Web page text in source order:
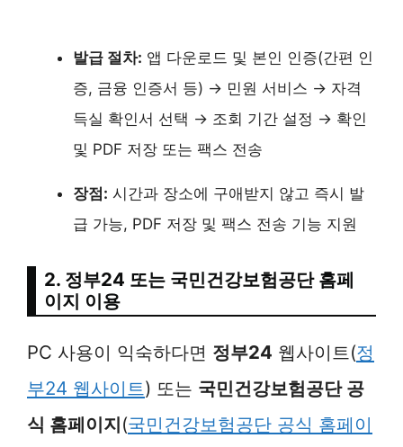
발급 절차: 앱 다운로드 및 본인 인증(간편 인
증, 금융 인증서 등) → 민원 서비스 → 자격
득실 확인서 선택 → 조회 기간 설정 → 확인
및 PDF 저장 또는 팩스 전송
장점: 시간과 장소에 구애받지 않고 즉시 발
급 가능, PDF 저장 및 팩스 전송 기능 지원
2. 정부24 또는 국민건강보험공단 홈페
이지 이용
PC 사용이 익숙하다면 정부24 웹사이트(정
부24 웹사이트) 또는 국민건강보험공단 공
식 홈페이지(국민건강보험공단 공식 홈페이